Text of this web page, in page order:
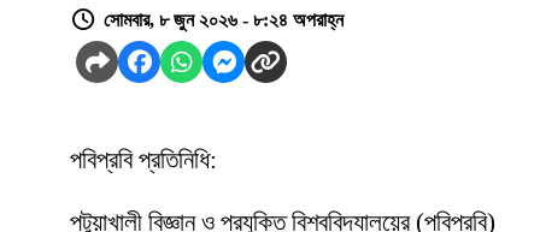
সোমবার, ৮ জুন ২০২৬ - ৮:২৪ অপরাহ্ন
পবিপ্রবি প্রতিনিধি:
পটুয়াখালী বিজ্ঞান ও প্রযুক্তি বিশ্ববিদ্যালয়ের (পবিপ্রবি)